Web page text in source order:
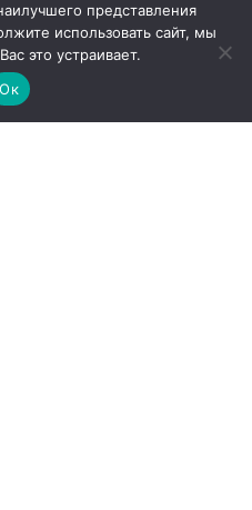
представления
использовать сайт, мы
это устраивает.
Ок